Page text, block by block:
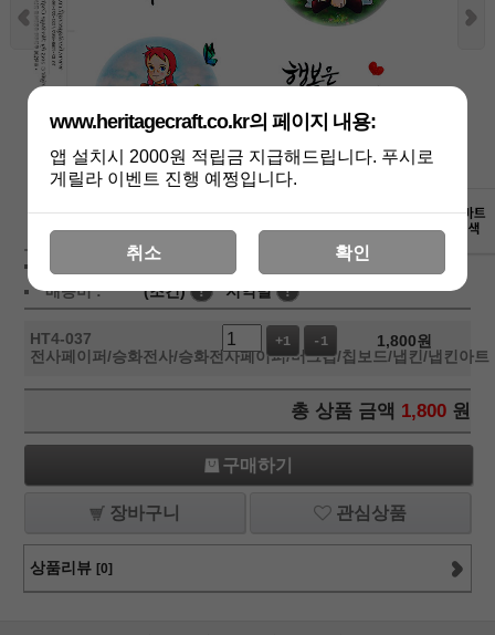
상품가 : 1,800
배송비 :
(조건) ! 지역별 !
HT4-037
전사페이퍼/승화전사/승화전사페이퍼/머그컵/칩보드/냅킨/냅킨아트
+1 -1 1,800원
총 상품 금액 1,800 원
구매하기
장바구니 관심상품
상품리뷰 [0]
www.heritagecraft.co.kr의 페이지 내용:
앱 설치시 2000원 적립금 지급해드립니다. 푸시로
게릴라 이벤트 진행 예쩡입니다.
취소 확인